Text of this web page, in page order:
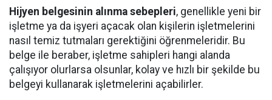
Hijyen belgesinin alınma sebepleri, genellikle yeni bir
işletme ya da işyeri açacak olan kişilerin işletmelerini
nasıl temiz tutmaları gerektiğini öğrenmeleridir. Bu
belge ile beraber, işletme sahipleri hangi alanda
çalışıyor olurlarsa olsunlar, kolay ve hızlı bir şekilde bu
belgeyi kullanarak işletmelerini açabilirler.